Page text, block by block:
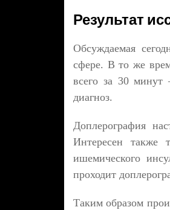
Результат
Обсуждаемая
сфере. В то же
всего за 30 минут
диагноз.
Доплерография
Интересен также
ишемического
проходит
Таким образом